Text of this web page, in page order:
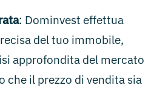
: Dominvest effettua
del tuo immobile,
approfondita del mercato
che il prezzo di vendita sia